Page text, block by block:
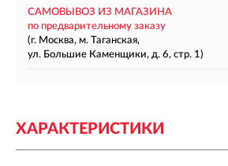
САМОВЫВОЗ ИЗ МАГАЗИНА
по предварительному заказу
(г. Москва, м. Таганская,
ул. Большие Каменщики, д. 6, стр. 1)
ХАРАКТЕРИСТИКИ